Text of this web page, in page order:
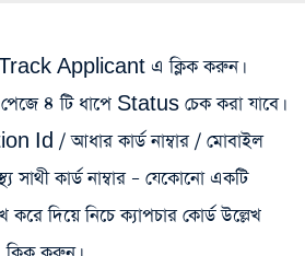
Applicant এ ক্লিক করুন।
৪ টি ধাপে Status চেক করা যাবে।
Id / আধার কার্ড নাম্বার / মোবাইল
সাথী কার্ড নাম্বার – যেকোনো একটি
করে দিয়ে নিচে ক্যাপচার কোর্ড উল্লেখ